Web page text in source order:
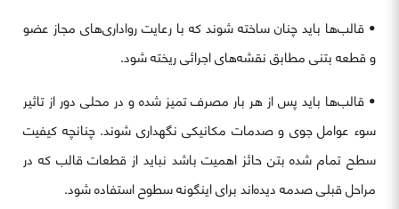
• قالب‌ها باید چنان ساخته شوند که با رعایت رواداری‌های مجاز عضو
و قطعه بتنی مطابق نقشه‌های اجرائی ریخته شود.
• قالب‌ها باید پس از هر بار مصرف تمیز شده و در محلی دور از تاثیر
سوء عوامل جوی و صدمات مکانیکی نگهداری شوند. چنانچه کیفیت
سطح تمام شده بتن حائز اهمیت باشد نباید از قطعات قالب که در
مراحل قبلی صدمه دیده‌اند برای اینگونه سطوح استفاده شود.